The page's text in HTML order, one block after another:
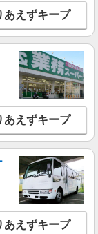
ーター！見守り業
週払い有/交通費全
を見る
あえずキープ
あえずキープ
あえずキープ